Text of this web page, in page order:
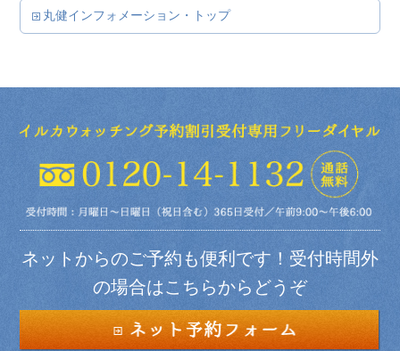
丸健インフォメーション・トップ
ネットからのご予約も便利です！受付時間外
の場合はこちらからどうぞ